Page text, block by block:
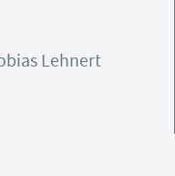
Lehnert